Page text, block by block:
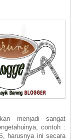
menjadi sangat
contoh :
harusnya ini secara